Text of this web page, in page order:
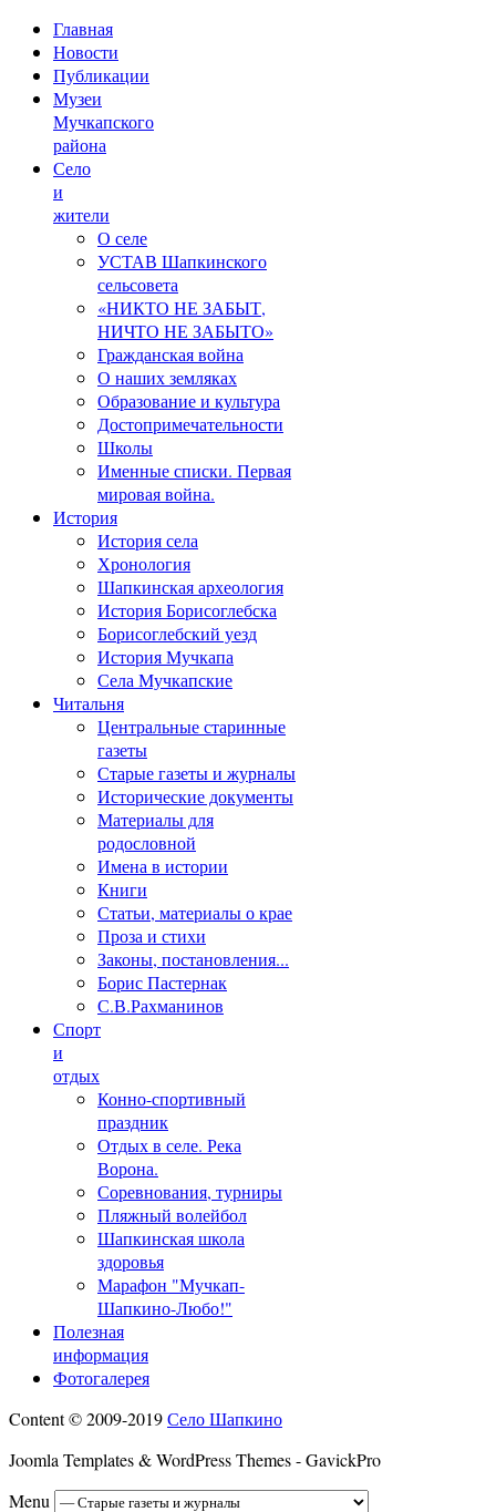
Главная
Новости
Публикации
Музеи
Мучкапского
района
Село
и
жители
О селе
УСТАВ Шапкинского
сельсовета
«НИКТО НЕ ЗАБЫТ,
НИЧТО НЕ ЗАБЫТО»
Гражданская война
О наших земляках
Образование и культура
Достопримечательности
Школы
Именные списки. Первая
мировая война.
История
История села
Хронология
Шапкинская археология
История Борисоглебска
Борисоглебский уезд
История Мучкапа
Села Мучкапские
Читальня
Центральные старинные
газеты
Старые газеты и журналы
Исторические документы
Материалы для
родословной
Имена в истории
Книги
Статьи, материалы о крае
Проза и стихи
Законы, постановления...
Борис Пастернак
С.В.Рахманинов
Спорт
и
отдых
Конно-спортивный
праздник
Отдых в селе. Река
Ворона.
Соревнования, турниры
Пляжный волейбол
Шапкинская школа
здоровья
Марафон "Мучкап-
Шапкино-Любо!"
Полезная
информация
Фотогалерея
Content © 2009-2019Село Шапкино
Joomla Templates & WordPress Themes - GavickPro
Menu